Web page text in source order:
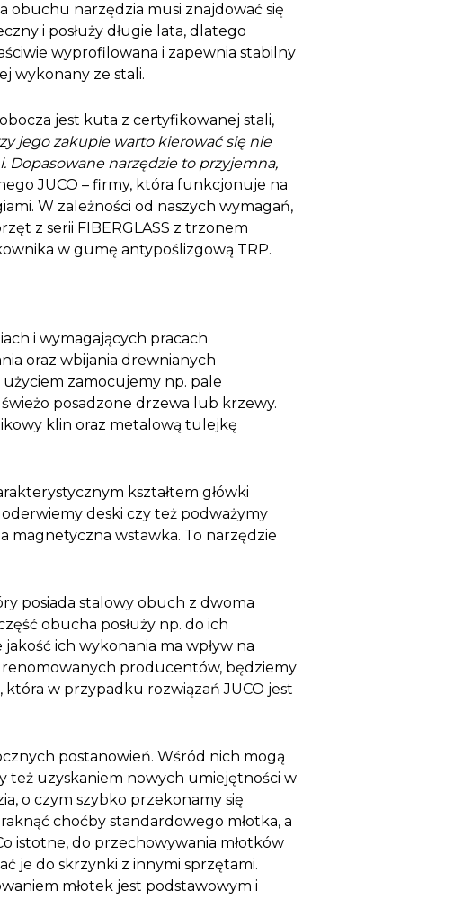
obuchu narzędzia musi znajdować się
i posłuży długie lata, dlatego
wyprofilowana i zapewnia stabilny
wykonany ze stali.
jest kuta z certyfikowanej stali,
jego zakupie warto kierować się nie
Dopasowane narzędzie to przyjemna,
JUCO – firmy, która funkcjonuje na
W zależności od naszych wymagań,
z serii FIBERGLASS z trzonem
w gumę antypoślizgową TRP.
i wymagających pracach
oraz wbijania drewnianych
zamocujemy np. pale
posadzone drzewa lub krzewy.
klin oraz metalową tulejkę
kształtem główki
deski czy też podważymy
magnetyczna wstawka. To narzędzie
posiada stalowy obuch z dwoma
obucha posłuży np. do ich
ich wykonania ma wpływ na
renomowanych producentów, będziemy
w przypadku rozwiązań JUCO jest
postanowień. Wśród nich mogą
też uzyskaniem nowych umiejętności w
o czym szybko przekonamy się
choćby standardowego młotka, a
istotne, do przechowywania młotków
je do skrzynki z innymi sprzętami.
młotek jest podstawowym i